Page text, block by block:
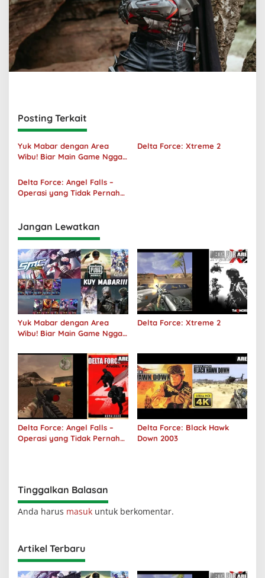
Posting Terkait
Yuk Mabar dengan Area
Wibu! Biar Main Game Nggak
Delta Force: Xtreme 2
Delta Force: Angel Falls –
Operasi yang Tidak Pernah
Jangan Lewatkan
Yuk Mabar dengan Area
Wibu! Biar Main Game Nggak
Delta Force: Xtreme 2
Delta Force: Angel Falls –
Operasi yang Tidak Pernah
Delta Force: Black Hawk
Down 2003
Tinggalkan Balasan
Anda harus masuk untuk berkomentar.
Artikel Terbaru